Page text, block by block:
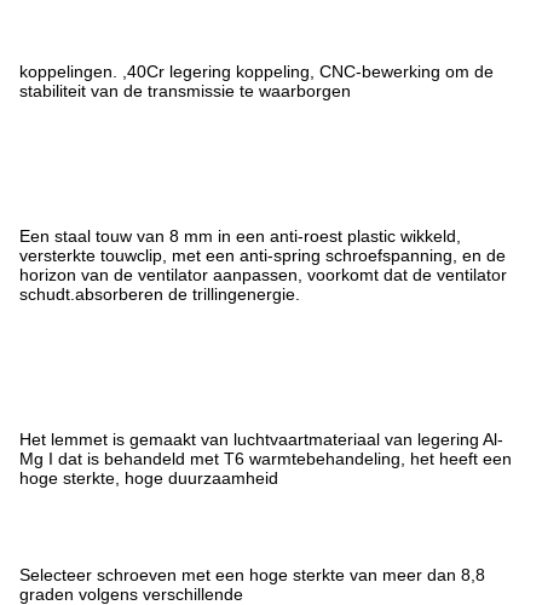
koppelingen. ,40Cr legering koppeling, CNC-bewerking om de
stabiliteit van de transmissie te waarborgen
Een staal touw van 8 mm in een anti-roest plastic wikkeld,
versterkte touwclip, met een anti-spring schroefspanning, en de
horizon van de ventilator aanpassen, voorkomt dat de ventilator
schudt.absorberen de trillingenergie.
Het lemmet is gemaakt van luchtvaartmateriaal van legering Al-
Mg I dat is behandeld met T6 warmtebehandeling, het heeft een
hoge sterkte, hoge duurzaamheid
Selecteer schroeven met een hoge sterkte van meer dan 8,8
graden volgens verschillende